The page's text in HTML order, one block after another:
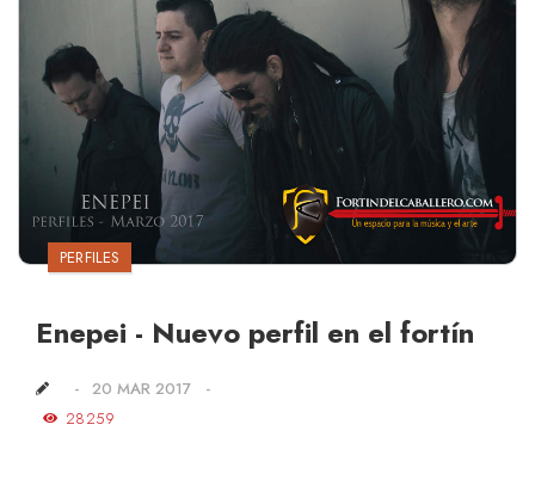
PERFILES
Enepei - Nuevo perfil en el fortín
20 MAR 2017
28259